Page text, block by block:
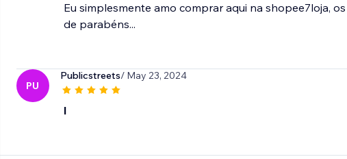
Eu simplesmente amo comprar aqui na shopee7loja,
de parabéns...
PU
Publicstreets/ May 23, 2024
l